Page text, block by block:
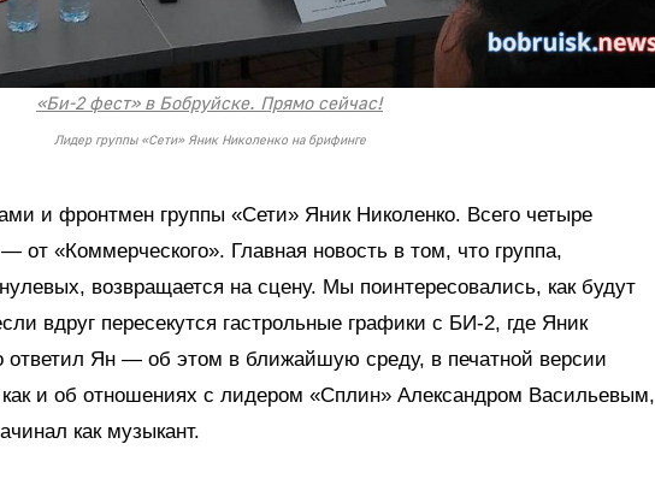
«Би-2 фест» в Бобруйске. Прямо сейчас!
Лидер группы «Сети» Яник Николенко на брифинге
и фронтмен группы «Сети» Яник Николенко. Всего четыре
от «Коммерческого». Главная новость в том, что группа,
возвращается на сцену. Мы поинтересовались, как будут
вдруг пересекутся гастрольные графики с БИ-2, где Яник
Ян — об этом в ближайшую среду, в печатной версии
и об отношениях с лидером «Сплин» Александром Васильевым,
как музыкант.